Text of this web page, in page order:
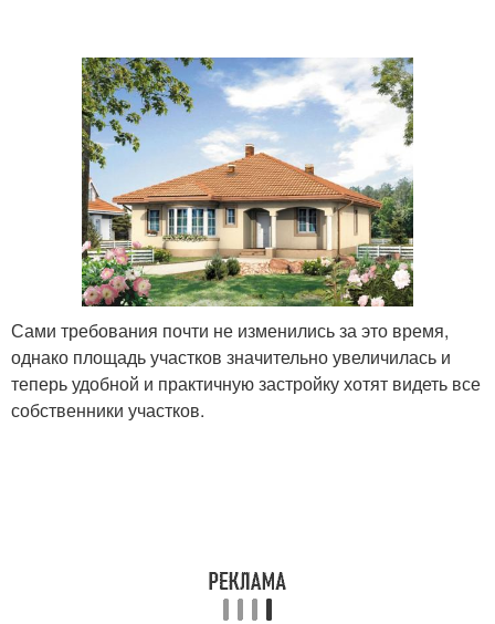
Сами требования почти не изменились за это время,
однако площадь участков значительно увеличилась и
теперь удобной и практичную застройку хотят видеть все
собственники участков.